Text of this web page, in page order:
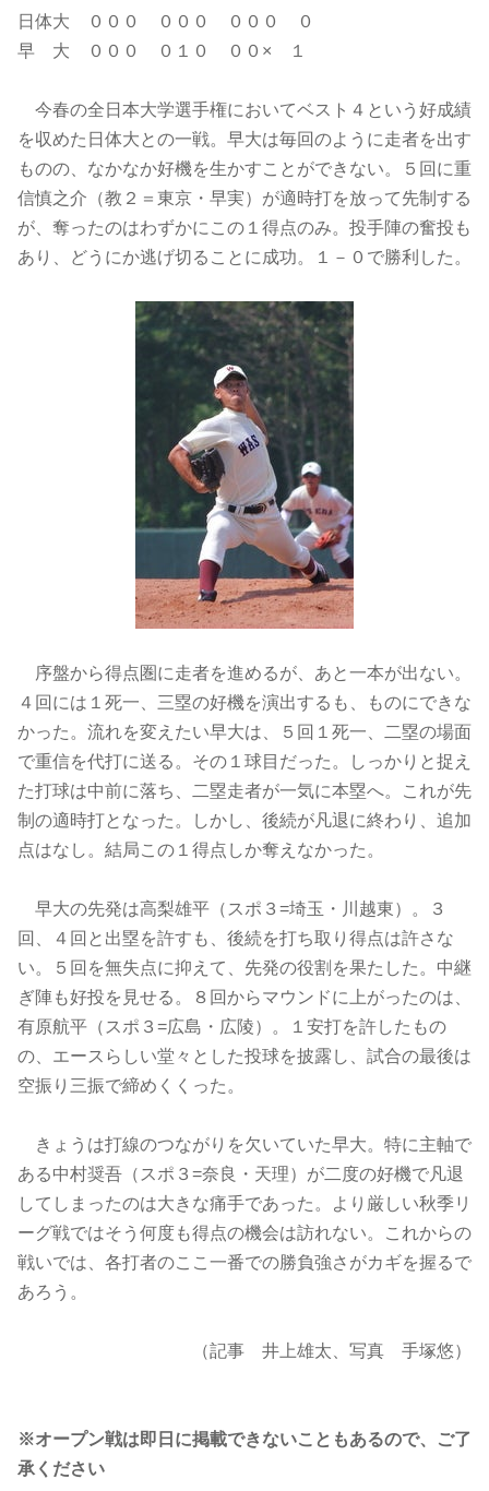
日体大 ０００ ０００ ０００ ０
早 大 ０００ ０１０ ００× １
今春の全日本大学選手権においてベスト４という好成績
を収めた日体大との一戦。早大は毎回のように走者を出す
ものの、なかなか好機を生かすことができない。５回に重
信慎之介（教２＝東京・早実）が適時打を放って先制する
が、奪ったのはわずかにこの１得点のみ。投手陣の奮投も
あり、どうにか逃げ切ることに成功。１－０で勝利した。
序盤から得点圏に走者を進めるが、あと一本が出ない。
４回には１死一、三塁の好機を演出するも、ものにできな
かった。流れを変えたい早大は、５回１死一、二塁の場面
で重信を代打に送る。その１球目だった。しっかりと捉え
た打球は中前に落ち、二塁走者が一気に本塁へ。これが先
制の適時打となった。しかし、後続が凡退に終わり、追加
点はなし。結局この１得点しか奪えなかった。
早大の先発は高梨雄平（スポ３=埼玉・川越東）。３
回、４回と出塁を許すも、後続を打ち取り得点は許さな
い。５回を無失点に抑えて、先発の役割を果たした。中継
ぎ陣も好投を見せる。８回からマウンドに上がったのは、
有原航平（スポ３=広島・広陵）。１安打を許したもの
の、エースらしい堂々とした投球を披露し、試合の最後は
空振り三振で締めくくった。
きょうは打線のつながりを欠いていた早大。特に主軸で
ある中村奨吾（スポ３=奈良・天理）が二度の好機で凡退
してしまったのは大きな痛手であった。より厳しい秋季リ
ーグ戦ではそう何度も得点の機会は訪れない。これからの
戦いでは、各打者のここ一番での勝負強さがカギを握るで
あろう。
（記事 井上雄太、写真 手塚悠）
※オープン戦は即日に掲載できないこともあるので、ご了
承ください